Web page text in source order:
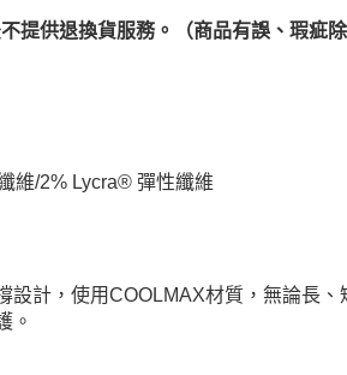
提供退換貨服務。（商品有誤、瑕疵除
維/2% Lycra® 彈性纖維
計，使用COOLMAX材質，無論長
。